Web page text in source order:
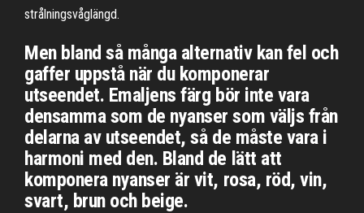
strålningsvåglängd.
Men bland så många alternativ kan fel och
gaffer uppstå när du komponerar
utseendet. Emaljens färg bör inte vara
densamma som de nyanser som väljs från
delarna av utseendet, så de måste vara i
harmoni med den. Bland de lätt att
komponera nyanser är vit, rosa, röd, vin,
svart, brun och beige.